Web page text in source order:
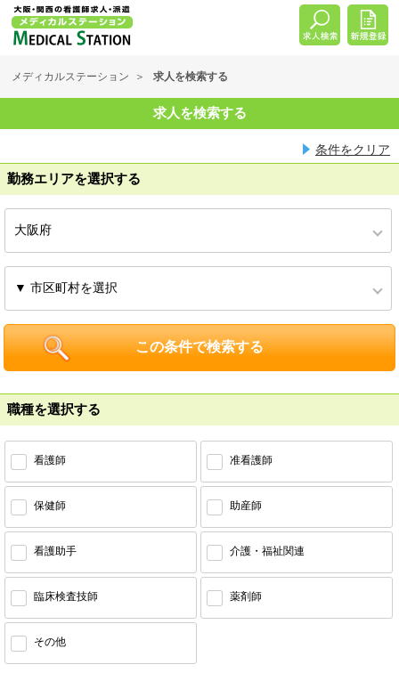
メディカルステーション 求人を検索する
求人を検索する
条件をクリア
勤務エリアを選択する
職種を選択する
看護師 准看護師
保健師 助産師
看護助手 介護・福祉関連
臨床検査技師 薬剤師
その他